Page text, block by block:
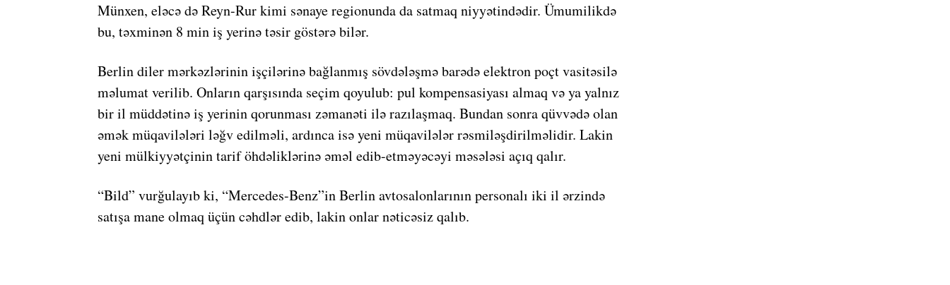
Münxen, eləcə də Reyn-Rur kimi sənaye regionunda da satmaq niyyətindədir. Ümumilikdə
bu, təxminən 8 min iş yerinə təsir göstərə bilər.
Berlin diler mərkəzlərinin işçilərinə bağlanmış sövdələşmə barədə elektron poçt vasitəsilə
məlumat verilib. Onların qarşısında seçim qoyulub: pul kompensasiyası almaq və ya yalnız
bir il müddətinə iş yerinin qorunması zəmanəti ilə razılaşmaq. Bundan sonra qüvvədə olan
əmək müqavilələri ləğv edilməli, ardınca isə yeni müqavilələr rəsmiləşdirilməlidir. Lakin
yeni mülkiyyətçinin tarif öhdəliklərinə əməl edib-etməyəcəyi məsələsi açıq qalır.
“Bild” vurğulayıb ki, “Mercedes-Benz”in Berlin avtosalonlarının personalı iki il ərzində
satışa mane olmaq üçün cəhdlər edib, lakin onlar nəticəsiz qalıb.